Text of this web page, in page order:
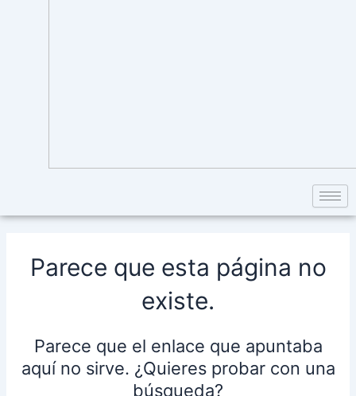
Parece que esta página no
existe.
Parece que el enlace que apuntaba
aquí no sirve. ¿Quieres probar con una
búsqueda?